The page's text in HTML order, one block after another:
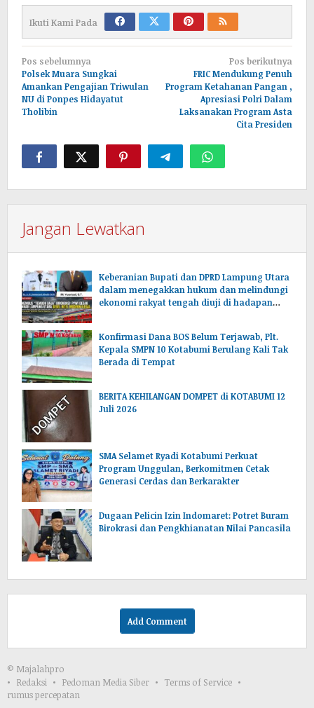
Ikuti Kami Pada
Navigasi
pos
Pos sebelumnya
Polsek Muara Sungkai
Amankan Pengajian Triwulan
NU di Ponpes Hidayatut
Tholibin
Pos berikutnya
FRIC Mendukung Penuh
Program Ketahanan Pangan ,
Apresiasi Polri Dalam
Laksanakan Program Asta
Cita Presiden
Jangan Lewatkan
Keberanian Bupati dan DPRD Lampung Utara
dalam menegakkan hukum dan melindungi
ekonomi rakyat tengah diuji di hadapan
Konfirmasi Dana BOS Belum Terjawab, Plt.
Kepala SMPN 10 Kotabumi Berulang Kali Tak
Berada di Tempat
BERITA KEHILANGAN DOMPET di KOTABUMI 12
Juli 2026
SMA Selamet Ryadi Kotabumi Perkuat
Program Unggulan, Berkomitmen Cetak
Generasi Cerdas dan Berkarakter
Dugaan Pelicin Izin Indomaret: Potret Buram
Birokrasi dan Pengkhianatan Nilai Pancasila
Add Comment
© Majalahpro
Redaksi
Pedoman Media Siber
Terms of Service
rumus percepatan